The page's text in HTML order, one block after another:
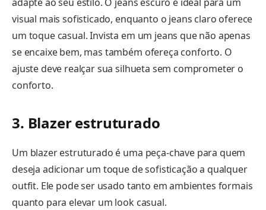
visual mais sofisticado, enquanto o jeans claro oferece
um toque casual. Invista em um jeans que não apenas
se encaixe bem, mas também ofereça conforto. O
ajuste deve realçar sua silhueta sem comprometer o
conforto.
3. Blazer estruturado
Um blazer estruturado é uma peça-chave para quem
deseja adicionar um toque de sofisticação a qualquer
outfit. Ele pode ser usado tanto em ambientes formais
quanto para elevar um look casual.